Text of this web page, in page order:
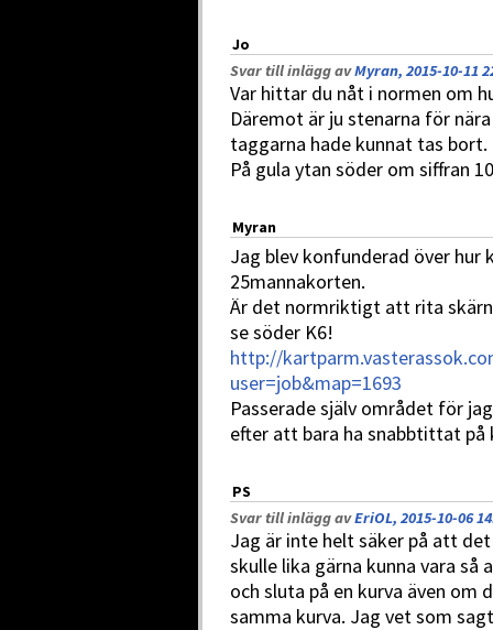
Jo
Svar till inlägg avMyran, 2015-10-11
Var hittar du nåt i normen om
Däremot är ju stenarna för
taggarna hade kunnat tas bort.
På gula ytan söder om siffran
Myran
Jag blev konfunderad över hur
25mannakorten.
Är det normriktigt att rita
se söder K6!
http://
user=job&map=1693
Passerade själv området för
efter att bara ha snabbtittat på
PS
Svar till inlägg avEriOL, 2015-10-06
Jag är inte helt säker på att
skulle lika gärna kunna vara
och sluta på en kurva även
samma kurva. Jag vet som